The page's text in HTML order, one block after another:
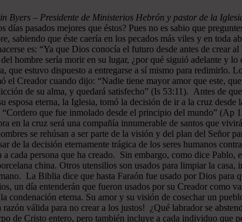
Byers – Presidente de Ministerios Hebrón y pastor de la
pasados mejores que éstos? Pues no es sabio que
sabiendo que éste caería en los pecados más viles y en toda
es: “Ya que Dios conocía el futuro desde antes de crear
hombre sería morir en su lugar, ¿por qué siguió adelante y
que estuvo dispuesto a entregarse a sí mismo para redimirlo.
Creador cuando dijo: “Nadie tiene mayor amor que este,
de su alma, y quedará satisfecho” (Is 53:11). Antes de
eterna, la Iglesia, tomó la decisión de ir a la cruz
que fue inmolado desde el principio del mundo”
la cruz será una compañía innumerable de santos que
se rehúsan a ser parte de la visión y del plan del Señor
de la decisión eternamente trágica de los seres humanos
cada persona que ha creado. Sin embargo, como dice
china. Otros utensilios son usados para limpiar la
La Biblia dice que hasta Faraón fue usado por Dios para
un día entenderán que fueron usados por su Creador como
condenación eterna. Su amor y su visión de cosechar un
válida para no crear a los justos! ¿Qué labrador se
de Cristo entero, pero también incluye a cada individuo que